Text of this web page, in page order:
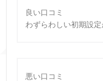
良い口コミ
わずらわしい初期設
悪い口コミ